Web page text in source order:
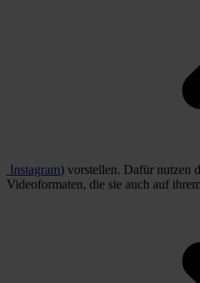
Instagram) vorstellen. Dafür nutzen
Videoformaten, die sie auch auf ihrem